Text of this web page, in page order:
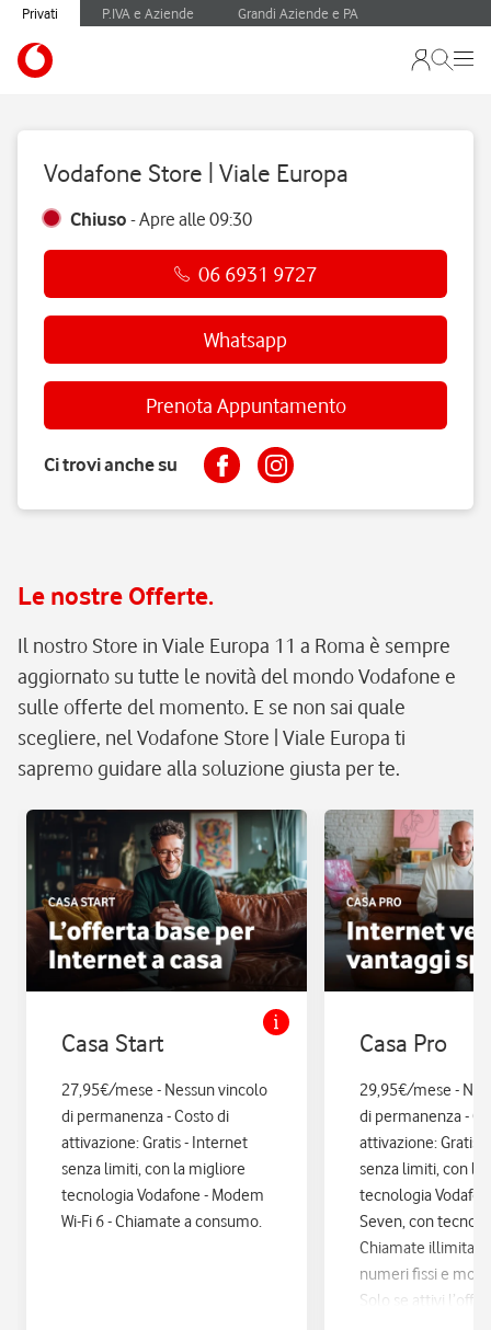
Privati P.IVA e Aziende Grandi Aziende e PA
Vodafone Store | Viale Europa
Chiuso -Apre alle09:30
06 6931 9727
Whatsapp
Prenota Appuntamento
Ci trovi anche su
Le nostre Offerte.
Il nostro Store in Viale Europa 11 a Roma è sempre
aggiornato su tutte le novità del mondo Vodafone e
sulle offerte del momento. E se non sai quale
scegliere, nel Vodafone Store | Viale Europa ti
sapremo guidare alla soluzione giusta per te.
Casa Start
27,95€/mese - Nessun vincolo
di permanenza - Costo di
attivazione: Gratis - Internet
senza limiti, con la migliore
tecnologia Vodafone - Modem
Wi-Fi 6 - Chiamate a consumo.
Casa Pro
29,95€/mese -
di permanenza -
attivazione: Gratis.
senza limiti, con la
tecnologia
Seven, con
Chiamate illimitate
numeri fissi e
Solo se attivi